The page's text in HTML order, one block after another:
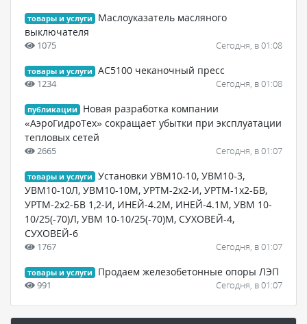
товары и услуги
Маслоуказатель масляного
выключателя
1075 Сегодня, в 01:08
товары и услуги АС5100 чеканочный пресс
1234 Сегодня, в 01:08
публикации
Новая разработка компании
«АэроГидроТех» сокращает убытки при эксплуатации
тепловых сетей
2665 Сегодня, в 01:07
товары и услуги
Установки УВМ10-10, УВМ10-3,
УВМ10-10Л, УВМ10-10М, УРТМ-2х2-И, УРТМ-1х2-БВ,
УРТМ-2х2-БВ 1,2-И, ИНЕЙ-4.2М, ИНЕЙ-4.1М, УВМ 10-
10/25(-70)Л, УВМ 10-10/25(-70)М, СУХОВЕЙ-4,
СУХОВЕЙ-6
1767 Сегодня, в 01:07
товары и услуги Продаем железобетонные опоры ЛЭП
991 Сегодня, в 01:07